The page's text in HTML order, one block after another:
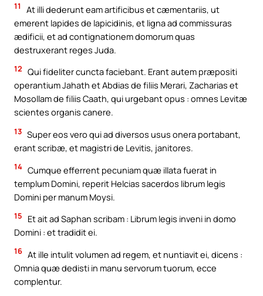
11
At illi dederunt eam artificibus et cæmentariis, ut
emerent lapides de lapicidinis, et ligna ad commissuras
ædificii, et ad contignationem domorum quas
destruxerant reges Juda.
12 Qui fideliter cuncta faciebant. Erant autem præpositi
operantium Jahath et Abdias de filiis Merari, Zacharias et
Mosollam de filiis Caath, qui urgebant opus : omnes Levitæ
scientes organis canere.
13 Super eos vero qui ad diversos usus onera portabant,
erant scribæ, et magistri de Levitis, janitores.
14 Cumque efferrent pecuniam quæ illata fuerat in
templum Domini, reperit Helcias sacerdos librum legis
Domini per manum Moysi.
15
Et ait ad Saphan scribam : Librum legis inveni in domo
Domini : et tradidit ei.
16 At ille intulit volumen ad regem, et nuntiavit ei, dicens :
Omnia quæ dedisti in manu servorum tuorum, ecce
complentur.